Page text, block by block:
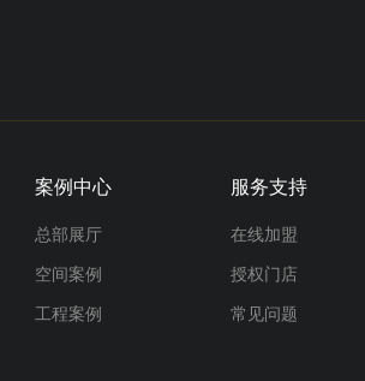
案例中心
总部展厅
空间案例
工程案例
服务支持
在线加盟
授权门店
常见问题